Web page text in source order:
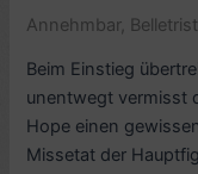
Annehmbar,
Beim Einstieg
unentwegt vermisst
Hope einen
Missetat der